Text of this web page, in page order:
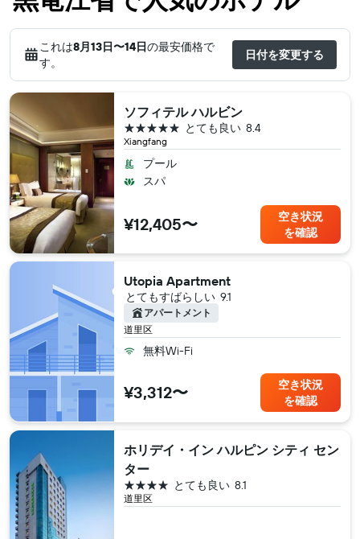
これは8月13日​〜14日の最安価格で
す。
日付を変更する
ソフィテル ハルビン
Xiangfang
8.4
とても良い
5つ星
プール
スパ
¥12,405〜
空き状況
を確認
Utopia Apartment
道里区
9.1
とてもすばらしい
アパートメント
無料Wi-Fi
¥3,312〜
空き状況
を確認
ホリデイ・イン ハルピン シティ セン
ター
道里区
8.1
とても良い
4つ星